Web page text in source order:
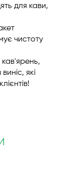
для кави,
чистоту
кав'ярень,
які